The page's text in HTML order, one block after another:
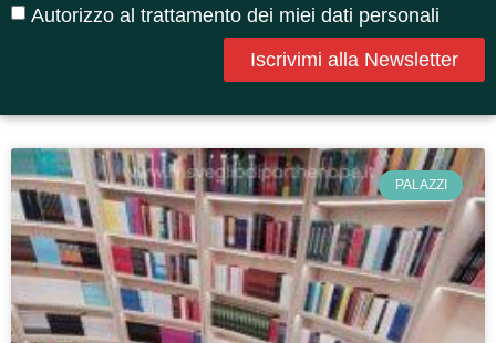
Autorizzo al trattamento dei miei dati personali
Iscrivimi alla Newsletter
PALAZZI